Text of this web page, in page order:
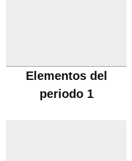
Elementos del
periodo 1